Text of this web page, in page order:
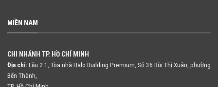
MIỀN NAM
CHI NHÁNH TP. HỒ CHÍ MINH
Địa chỉ: Lầu 2.1, Tòa nhà Halo Building Premium, Số 36 Bùi Thị Xuân, phường
Bến Thành,